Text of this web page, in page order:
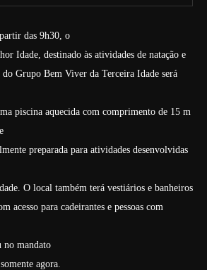
das 9h30, o
Idade, destinado às atividades de natação e
Grupo Bem Viver da Terceira Idade será
piscina aquecida com comprimento de 15 m
preparada para atividades desenvolvidas
O local também terá vestiários e banheiros
acesso para cadeirantes e pessoas com
mandato
agora.